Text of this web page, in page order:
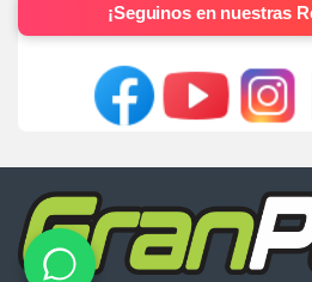
¡Seguinos en nuestras